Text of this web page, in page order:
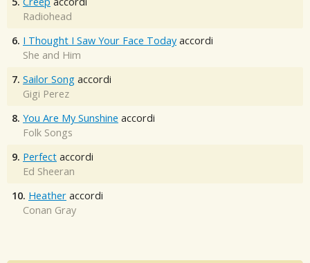
Radiohead
6. I Thought I Saw Your Face Today accordi
She and Him
7. Sailor Song accordi
Gigi Perez
8. You Are My Sunshine accordi
Folk Songs
9. Perfect accordi
Ed Sheeran
10. Heather accordi
Conan Gray